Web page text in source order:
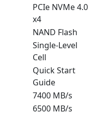
PCIe NVMe 4.0
x4
NAND Flash
Single-Level
Cell
Quick Start
Guide
7400 MB/s
6500 MB/s